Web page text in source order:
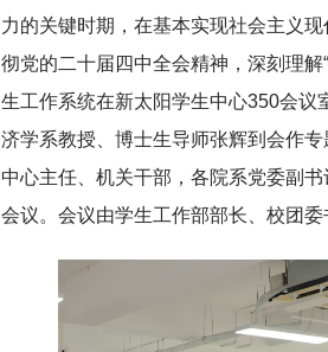
力的关键时期，在基本实现社会主义
彻党的二十届四中全会精神，深刻理
生工作系统在新太阳学生中心350会议
济学系教授、博士生导师张辉到会作
中心主任、机关干部，各院系党委副
会议。会议由学生工作部部长、校团